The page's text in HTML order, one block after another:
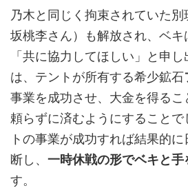
乃木と同じく拘束されていた
坂桃李さん）も解放され、ベ
「共に協力してほしい」と申
は、テントが所有する希少鉱石
事業を成功させ、大金を得る
頼らずに済むようにすること
トの事業が成功すれば結果的
断し、 一時休戦の形でベキと手
す。